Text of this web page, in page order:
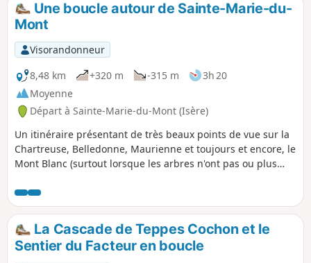
p
Une boucle autour de Sainte-Marie-du-
Mont
Visorandonneur
8,48 km
+320 m -315 m
3h 20
Moyenne
Départ à Sainte-Marie-du-Mont (Isère)
Un itinéraire présentant de très beaux points de vue sur la
Chartreuse, Belledonne, Maurienne et toujours et encore, le
Mont Blanc (surtout lorsque les arbres n'ont pas ou plus
une belle ambiance, mais requièrent de bonnes
chaussures, sauf à aimer avoir les pieds humides.
Malheureusement mon descriptif semble poser des
problèmes, donc je conseille fortement l'utilisation du GPS
et de la carte sur téléphone !
La Cascade de Teppes Cochon et le
Sentier du Facteur en boucle